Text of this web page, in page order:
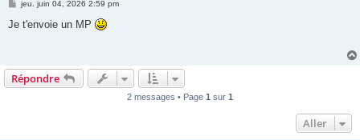
M
s
jeu. juin 04, 2026 2:59 pm
Je t'envoie un MP
Répondre
2 messages • Page 1 sur 1
Aller